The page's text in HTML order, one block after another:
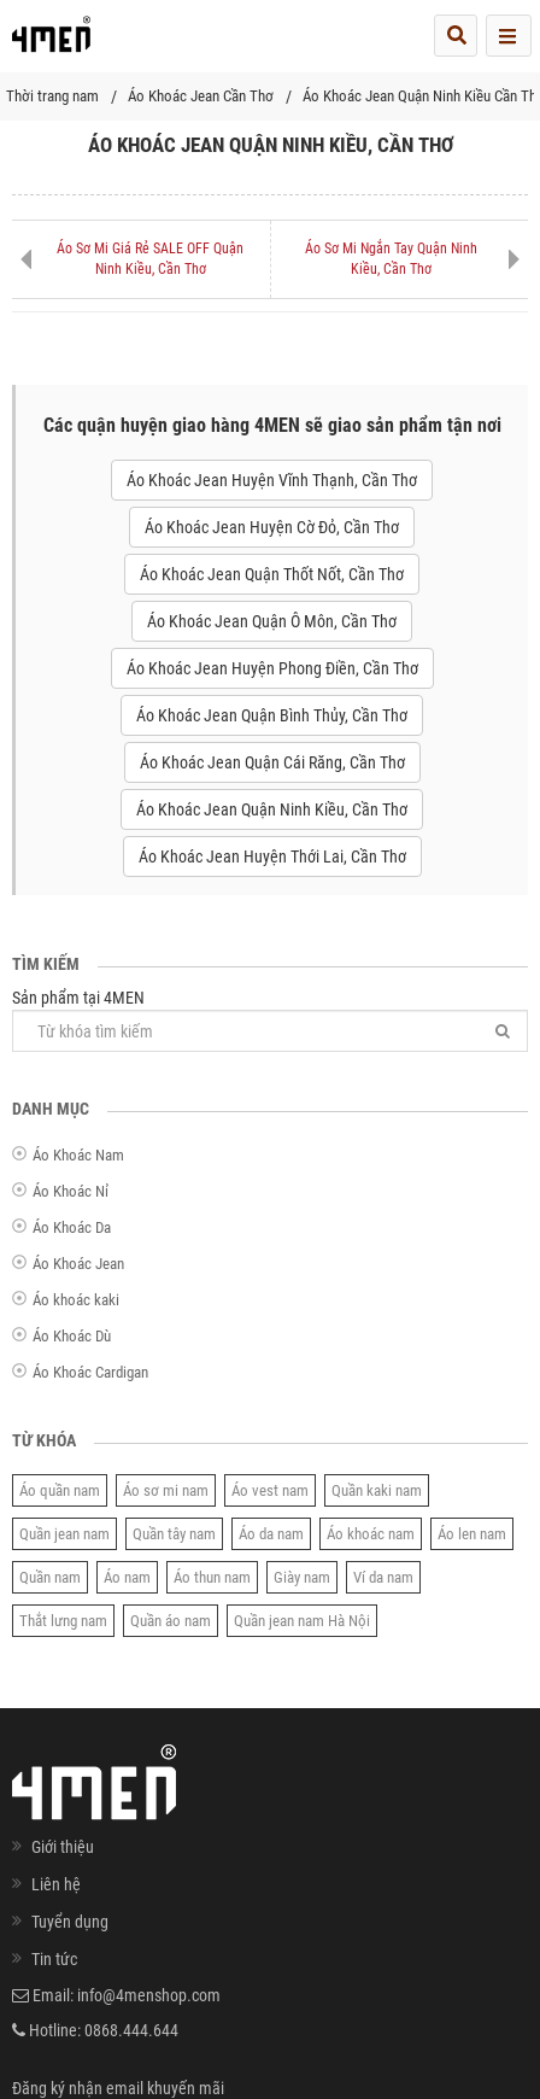
Thời trang nam Áo Khoác Jean Cần Thơ Áo Khoác Jean Quận Ninh Kiều Cần
ÁO KHOÁC JEAN QUẬN NINH KIỀU, CẦN THƠ
Áo Sơ Mi Giá Rẻ SALE OFF Quận
Ninh Kiều, Cần Thơ
Áo Sơ Mi Ngắn Tay Quận Ninh
Kiều, Cần Thơ
Các quận huyện giao hàng 4MEN sẽ giao sản phẩm tận nơi
Áo Khoác Jean Huyện Vĩnh Thạnh, Cần Thơ
Áo Khoác Jean Huyện Cờ Đỏ, Cần Thơ
Áo Khoác Jean Quận Thốt Nốt, Cần Thơ
Áo Khoác Jean Quận Ô Môn, Cần Thơ
Áo Khoác Jean Huyện Phong Điền, Cần Thơ
Áo Khoác Jean Quận Bình Thủy, Cần Thơ
Áo Khoác Jean Quận Cái Răng, Cần Thơ
Áo Khoác Jean Quận Ninh Kiều, Cần Thơ
Áo Khoác Jean Huyện Thới Lai, Cần Thơ
TÌM KIẾM
Sản phẩm tại 4MEN
DANH MỤC
Áo Khoác Nam
Áo Khoác Nỉ
Áo Khoác Da
Áo Khoác Jean
Áo khoác kaki
Áo Khoác Dù
Áo Khoác Cardigan
TỪ KHÓA
Áo quần nam Áo sơ mi nam Áo vest nam Quần kaki nam
Quần jean nam Quần tây nam Áo da nam Áo khoác nam Áo len nam
Quần nam Áo nam Áo thun nam Giày nam Ví da nam
Thắt lưng nam Quần áo nam Quần jean nam Hà Nội
Giới thiệu
Liên hệ
Tuyển dụng
Tin tức
Email: info@4menshop.com
Hotline:0868.444.644
Đăng ký nhận email khuyến mãi